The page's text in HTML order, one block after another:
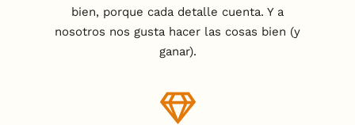
bien, porque cada detalle cuenta. Y a
nosotros nos gusta hacer las cosas bien (y
ganar).